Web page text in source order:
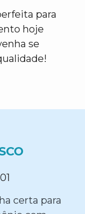
para
hoje
se
certa para